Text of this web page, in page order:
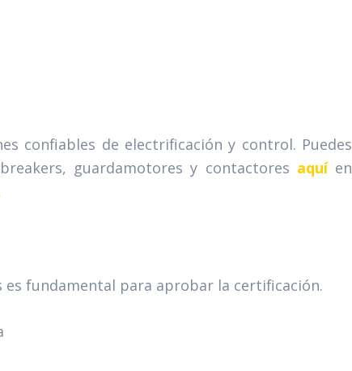
confiables de electrificación y control. Puedes
guardamotores y contactores aquíen
es fundamental para aprobar la certificación.